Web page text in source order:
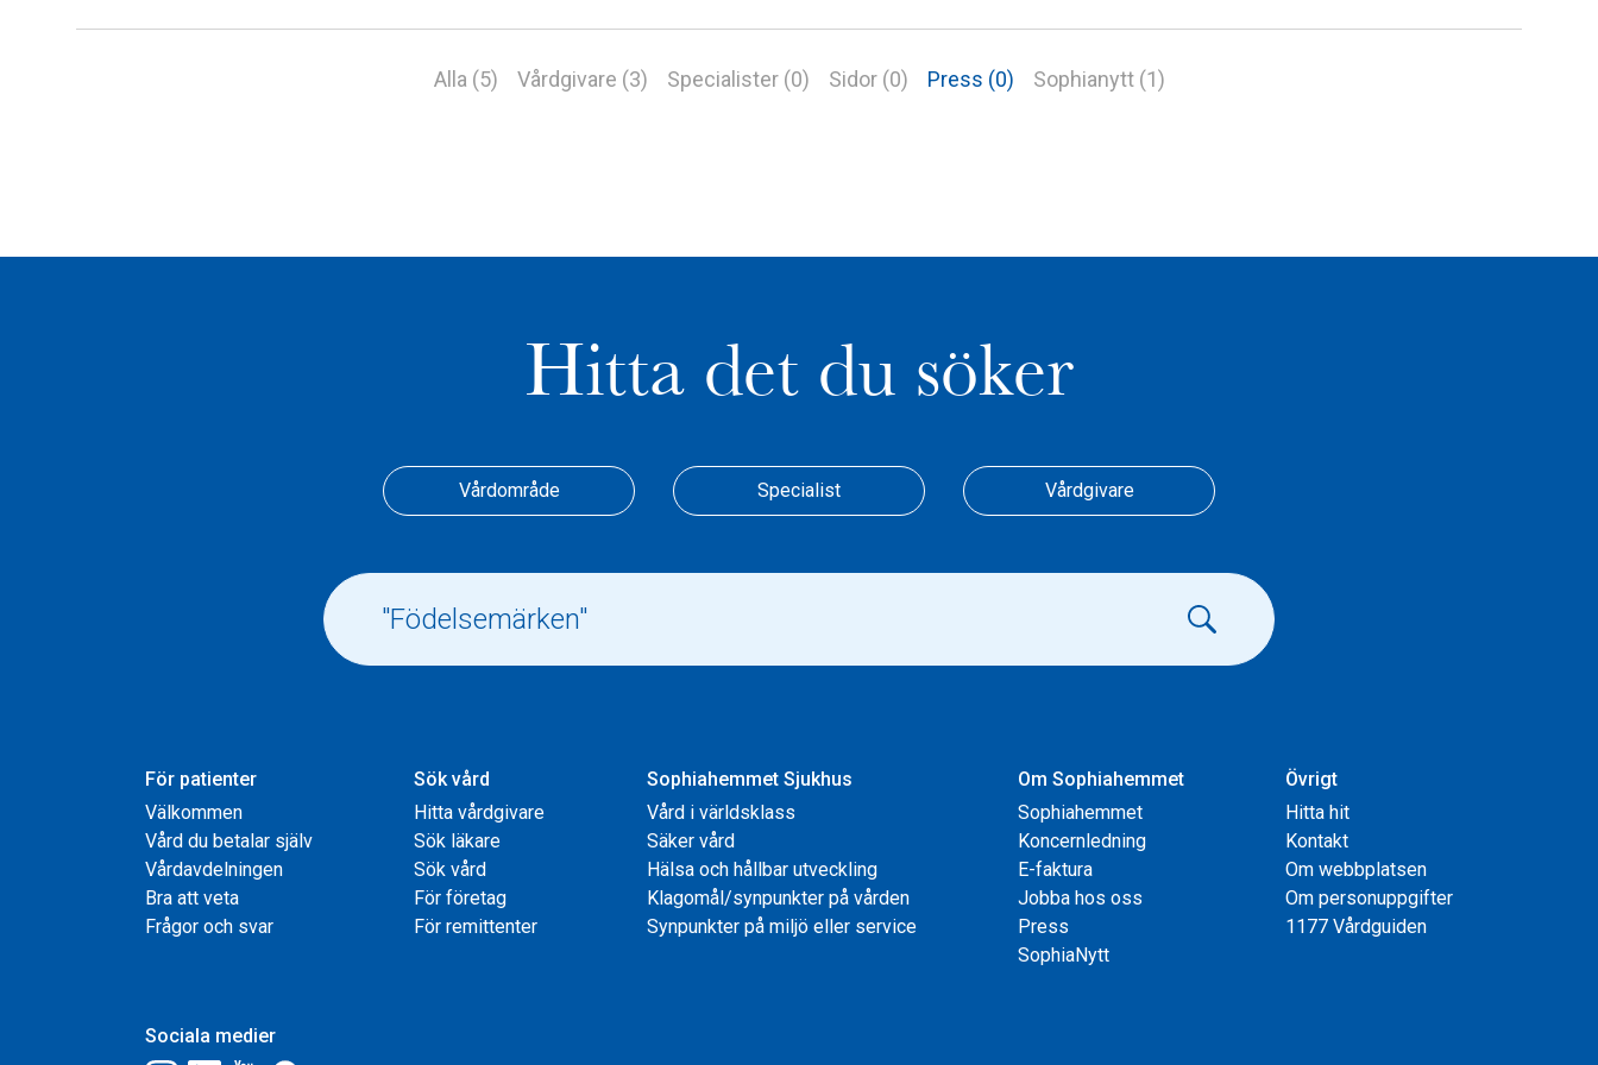
Alla (5) Vårdgivare (3) Specialister (0) Sidor (0) Press (0) Sophianytt (1)
Hitta det du söker
Vårdområde Specialist Vårdgivare
För patienter
Välkommen
Vård du betalar själv
Vårdavdelningen
Bra att veta
Frågor och svar
Sök vård
Hitta vårdgivare
Sök läkare
Sök vård
För företag
För remittenter
Sophiahemmet Sjukhus
Vård i världsklass
Säker vård
Hälsa och hållbar utveckling
Klagomål/synpunkter på vården
Synpunkter på miljö eller service
Om Sophiahemmet
Sophiahemmet
Koncernledning
E-faktura
Jobba hos oss
Press
SophiaNytt
Övrigt
Hitta hit
Kontakt
Om webbplatsen
Om personuppgifter
1177 Vårdguiden
Sociala medier